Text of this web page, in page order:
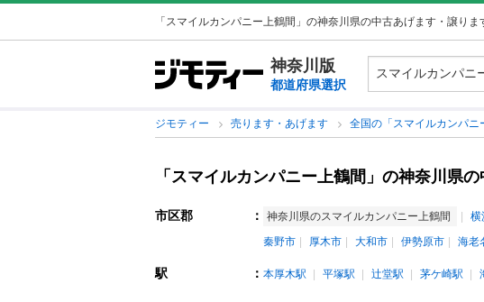
「スマイルカンパニー上鶴間」の神奈川県の中古あげます・譲りま
神奈川版
都道府県選択
ジモティー 売ります・あげます 全国の「スマイルカンパニ
「スマイルカンパニー上鶴間」の神奈川県
市区郡 ： 神奈川県のスマイルカンパニー上鶴間 横
秦野市
厚木市 大和市 伊勢原市 海老
駅 ： 本厚木駅 平塚駅 辻堂駅 茅ケ崎駅